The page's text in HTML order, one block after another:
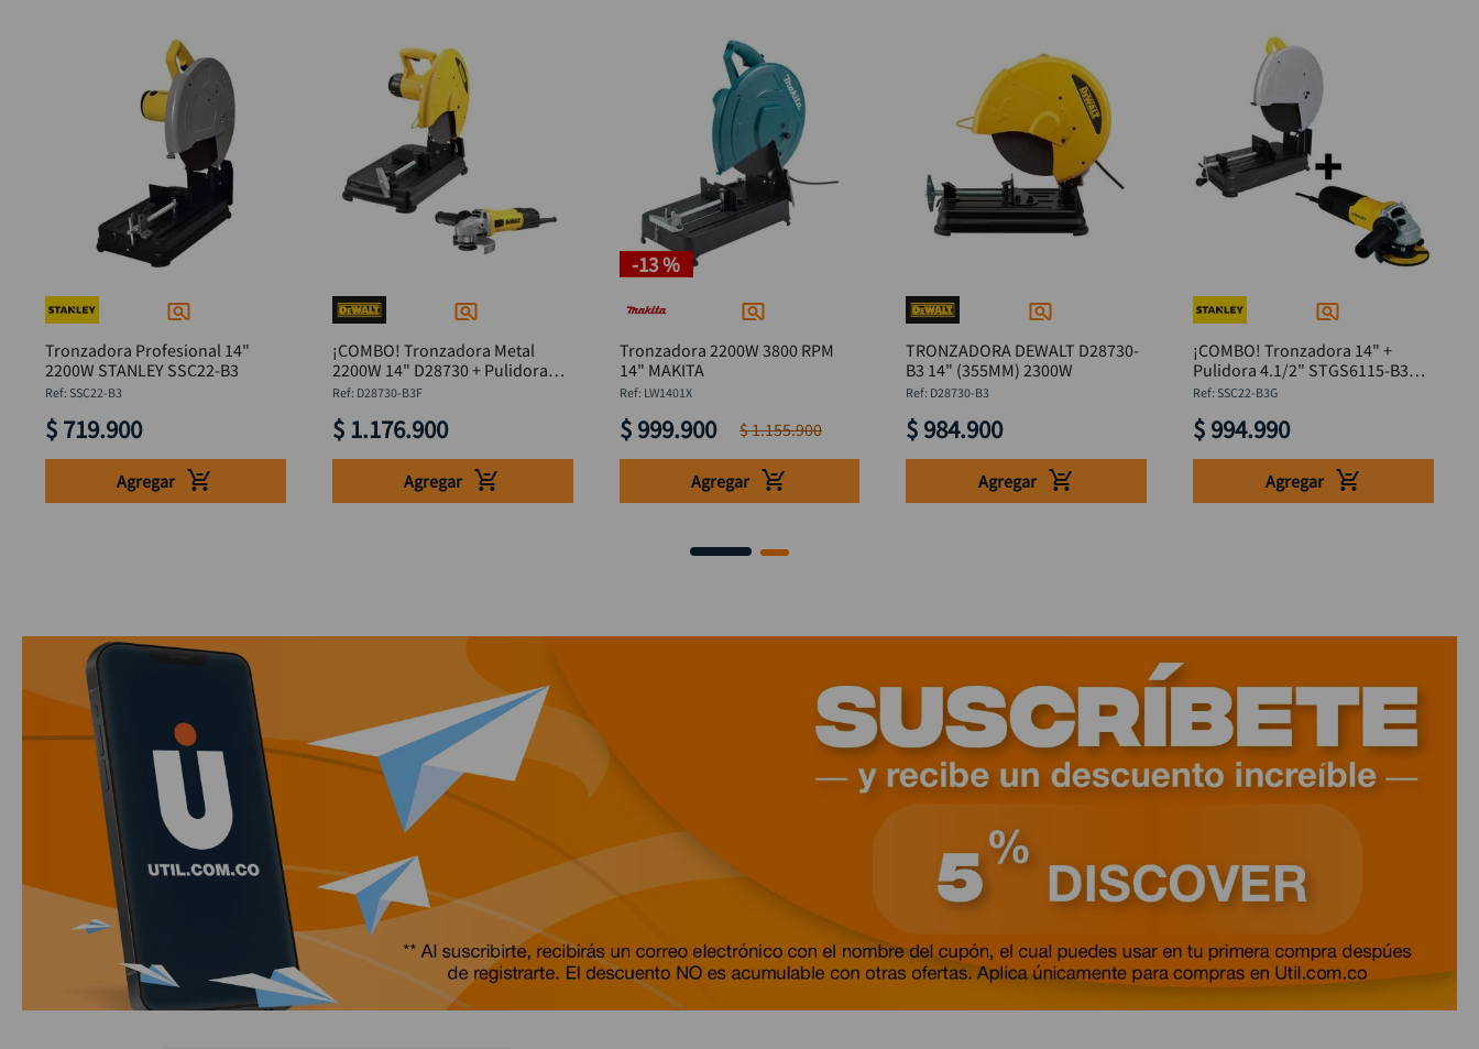
Tronzadora Profesional 14"
2200W STANLEY SSC22-B3
: SSC22-B3
$ 719.900
Agregar
¡COMBO! Tronzadora Metal
2200W 14" D28730 + Pulidora
4.1/2" DWE750-B3 DeWalt
: D28730-B3F
$ 1.176.900
Agregar
-13 %
Tronzadora 2200W 3800 RPM
14" MAKITA
: LW1401X
$ 999.900 $1.155.900
Agregar
TRONZADORA DEWALT D28730-
B3 14" (355MM) 2300W
: D28730-B3
$ 984.900
Agregar
¡COMBO! Tronzadora 14" +
Pulidora 4.1/2" STGS6115-B3
Stanley
: SSC22-B3G
$ 994.990
Agregar